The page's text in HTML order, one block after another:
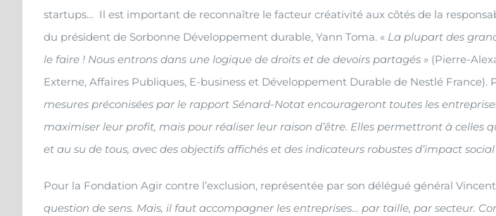
startups… Il est important de reconnaître le facteur créativité aux côtés de la
du président de Sorbonne Développement durable, Yann Toma. « La plupart des
le faire ! Nous entrons dans une logique de droits et de devoirs partagés » (Pierre-
Externe, Affaires Publiques, E-business et Développement Durable de Nestlé
mesures préconisées par le rapport Sénard-Notat encourageront toutes les
maximiser leur profit, mais pour réaliser leur raison d’être. Elles permettront à celles
et au su de tous, avec des objectifs affichés et des indicateurs robustes d’impact
Pour la Fondation Agir contre l’exclusion, représentée par son délégué général
question de sens. Mais, il faut accompagner les entreprises… par taille, par secteur.